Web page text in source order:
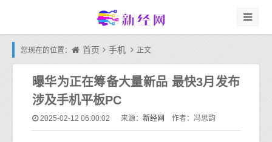
您现在的位置： 首页 手机 正文
曝华为正在筹备大量新品 最快3月发布
涉及手机平板PC
2025-02-12 06:00:02 来源： 新经网 作者：冯思韵